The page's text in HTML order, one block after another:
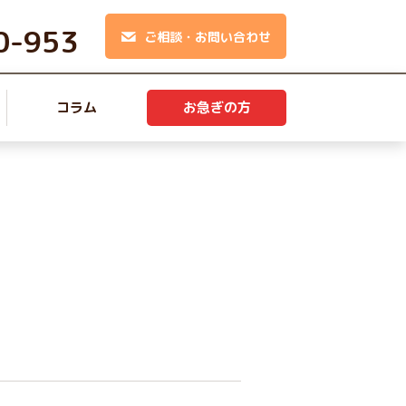
953 ご相談・お問い合わせ
コラム お急ぎの方